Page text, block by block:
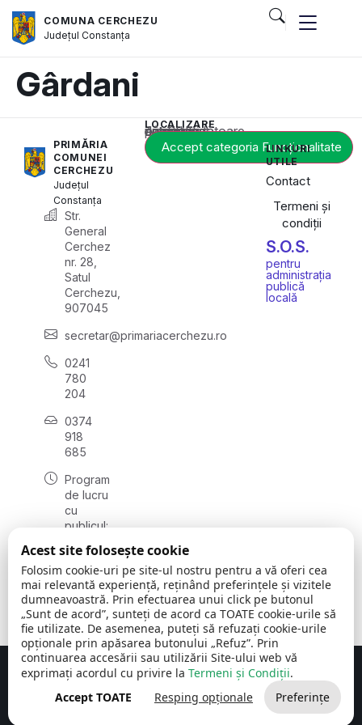
COMUNA CERCHEZU
JudețulConstanța
Gârdani
PRIMĂRIA
COMUNEI
CERCHEZU
Județul
Constanța
Str.
General
Cerchez
nr. 28,
Satul
Cerchezu,
907045
secretar@primariacerchezu.ro
0241
780
204
0374
918
685
Program
de lucru
cu
publicul:
08:00 -
16:30
, vineri:
08:00 -
14:00
LOCALIZARE
Acest conținut este blocat până când acceptați categoria corespunzătoare de cookie-uri.
Accept categoria Funcționalitate
LINKURI
UTILE
Contact
Termeni și
condiții
S.O.S.
pentru
administrația
publică
locală
Comuna Cerchezu © 2026Toate drepturile rezervate
Concept realizat de Big Media Relații Publice SRL
Acest site folosește cookie
Folosim cookie-uri pe site-ul nostru pentru a vă oferi cea
mai relevantă experiență, reținând preferințele și vizitele
dumneavoastră. Prin efectuarea unui click pe butonul
„Sunt de acord”, sunteți de acord ca TOATE cookie-urile să
fie utilizate. De asemenea, puteți să refuzați cookie-urile
opționale prin apăsarea butonului „Refuz”. Prin
continuarea accesării sau utilizării Site-ului web vă
exprimați acordul cu privire la Termeni și Condiții.
Accept TOATE
Resping opționale Preferințe